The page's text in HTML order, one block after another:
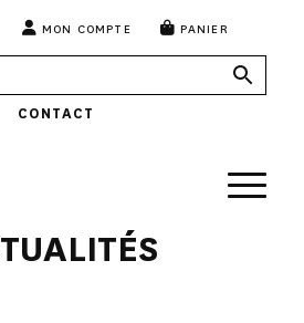
MON COMPTE PANIER
CONTACT